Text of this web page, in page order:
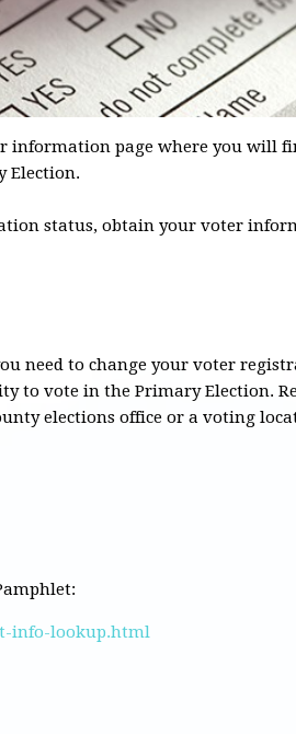
information page where you will
Election.
status, obtain your voter
need to change your voter
to vote in the Primary Election.
elections office or a voting
info-lookup.html